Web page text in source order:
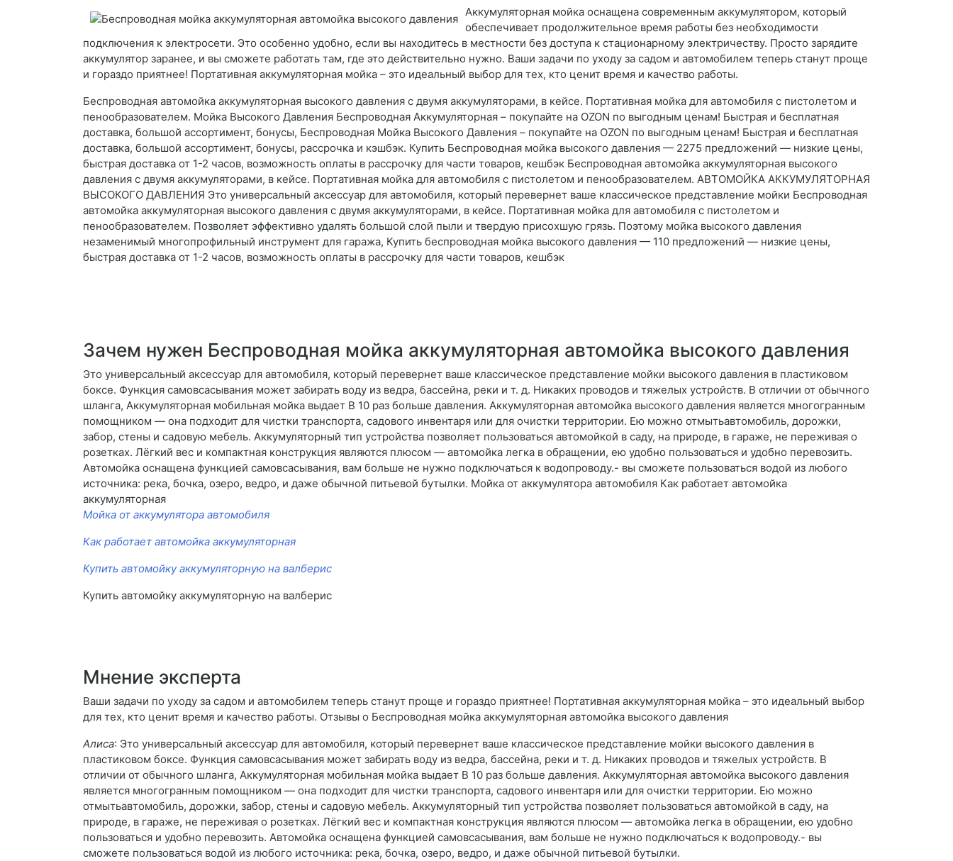
Аккумуляторная мойка оснащена современным аккумулятором, который
обеспечивает продолжительное время работы без необходимости
подключения к электросети. Это особенно удобно, если вы находитесь в местности без доступа к стационарному электричеству. Просто зарядите
аккумулятор заранее, и вы сможете работать там, где это действительно нужно. Ваши задачи по уходу за садом и автомобилем теперь станут проще
и гораздо приятнее! Портативная аккумуляторная мойка – это идеальный выбор для тех, кто ценит время и качество работы.
Беспроводная автомойка аккумуляторная высокого давления с двумя аккумуляторами, в кейсе. Портативная мойка для автомобиля с пистолетом и
пенообразователем. Мойка Высокого Давления Беспроводная Аккумуляторная – покупайте на OZON по выгодным ценам! Быстрая и бесплатная
доставка, большой ассортимент, бонусы, Беспроводная Мойка Высокого Давления – покупайте на OZON по выгодным ценам! Быстрая и бесплатная
доставка, большой ассортимент, бонусы, рассрочка и кэшбэк. Купить Беспроводная мойка высокого давления — 2275 предложений — низкие цены,
быстрая доставка от 1-2 часов, возможность оплаты в рассрочку для части товаров, кешбэк Беспроводная автомойка аккумуляторная высокого
давления с двумя аккумуляторами, в кейсе. Портативная мойка для автомобиля с пистолетом и пенообразователем. АВТОМОЙКА АККУМУЛЯТОРНАЯ
ВЫСОКОГО ДАВЛЕНИЯ Это универсальный аксессуар для автомобиля, который перевернет ваше классическое представление мойки Беспроводная
автомойка аккумуляторная высокого давления с двумя аккумуляторами, в кейсе. Портативная мойка для автомобиля с пистолетом и
пенообразователем. Позволяет эффективно удалять большой слой пыли и твердую присохшую грязь. Поэтому мойка высокого давления
незаменимый многопрофильный инструмент для гаража, Купить беспроводная мойка высокого давления — 110 предложений — низкие цены,
быстрая доставка от 1-2 часов, возможность оплаты в рассрочку для части товаров, кешбэк
Зачем нужен Беспроводная мойка аккумуляторная автомойка высокого давления
Это универсальный аксессуар для автомобиля, который перевернет ваше классическое представление мойки высокого давления в пластиковом
боксе. Функция самовсасывания может забирать воду из ведра, бассейна, реки и т. д. Никаких проводов и тяжелых устройств. В отличии от обычного
шланга, Аккумуляторная мобильная мойка выдает В 10 раз больше давления. Аккумуляторная автомойка высокого давления является многогранным
помощником — она подходит для чистки транспорта, садового инвентаря или для очистки территории. Ею можно отмытьавтомобиль, дорожки,
забор, стены и садовую мебель. Аккумуляторный тип устройства позволяет пользоваться автомойкой в саду, на природе, в гараже, не переживая о
розетках. Лёгкий вес и компактная конструкция являются плюсом — автомойка легка в обращении, ею удобно пользоваться и удобно перевозить.
Автомойка оснащена функцией самовсасывания, вам больше не нужно подключаться к водопроводу.- вы сможете пользоваться водой из любого
источника: река, бочка, озеро, ведро, и даже обычной питьевой бутылки. Мойка от аккумулятора автомобиля Как работает автомойка
аккумуляторная
Мойка от аккумулятора автомобиля
Как работает автомойка аккумуляторная
Купить автомойку аккумуляторную на валберис
Купить автомойку аккумуляторную на валберис
Мнение эксперта
Ваши задачи по уходу за садом и автомобилем теперь станут проще и гораздо приятнее! Портативная аккумуляторная мойка – это идеальный выбор
для тех, кто ценит время и качество работы. Отзывы о Беспроводная мойка аккумуляторная автомойка высокого давления
Алиса: Это универсальный аксессуар для автомобиля, который перевернет ваше классическое представление мойки высокого давления в
пластиковом боксе. Функция самовсасывания может забирать воду из ведра, бассейна, реки и т. д. Никаких проводов и тяжелых устройств. В
отличии от обычного шланга, Аккумуляторная мобильная мойка выдает В 10 раз больше давления. Аккумуляторная автомойка высокого давления
является многогранным помощником — она подходит для чистки транспорта, садового инвентаря или для очистки территории. Ею можно
отмытьавтомобиль, дорожки, забор, стены и садовую мебель. Аккумуляторный тип устройства позволяет пользоваться автомойкой в саду, на
природе, в гараже, не переживая о розетках. Лёгкий вес и компактная конструкция являются плюсом — автомойка легка в обращении, ею удобно
пользоваться и удобно перевозить. Автомойка оснащена функцией самовсасывания, вам больше не нужно подключаться к водопроводу.- вы
сможете пользоваться водой из любого источника: река, бочка, озеро, ведро, и даже обычной питьевой бутылки.